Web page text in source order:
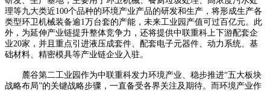
理等九大类近100个品种的环境产业产品的研发和生产，将形成生产各
类型环卫机械装备逾1万台套的产能，未来工业园产值可过百亿元。此
外，为延伸产业链提升整体竞争力，还将提供中联重科上下游配套企
业20家，并且重点引进液压成套件、配套电子元器件、动力系统、基
础材料、精密模具等产业链企业入驻。
麓谷第二工业园作为中联重科发力环境产业、稳步推进“五大板块
战略布局”的关键战略步骤，一直备受各界关注及期待。而环境产业作